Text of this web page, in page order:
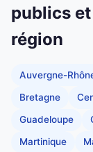
publics
région
Auvergne-
Bretagne
Guadeloupe
Martinique